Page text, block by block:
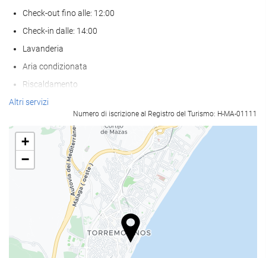
Check-out fino alle: 12:00
Check-in dalle: 14:00
Lavanderia
Aria condizionata
Riscaldamento
Ascensore
Abitazioni per non fumatori
struttura interamente non fumatori
Zona fumatori
Non sono ammessi animali
Benessere
teli da bagno
Altri servizi
Numero di iscrizione al Registro del Turismo: H-MA-01111
+
−